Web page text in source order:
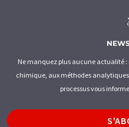
Ne manquez plus aucune actualité
chimique, aux méthodes
processus vous